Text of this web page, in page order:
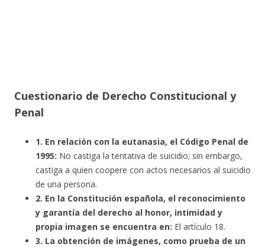
Cuestionario de Derecho Constitucional y
Penal
1. En relación con la eutanasia, el Código Penal de
1995: No castiga la tentativa de suicidio; sin embargo,
castiga a quien coopere con actos necesarios al suicidio
de una persona.
2. En la Constitución española, el reconocimiento
y garantía del derecho al honor, intimidad y
propia imagen se encuentra en: El artículo 18.
3. La obtención de imágenes, como prueba de un